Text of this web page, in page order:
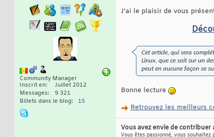
Community Manager
Inscrit en
Juillet 2012
Messages
9 321
Billets dans le blog
15
J'ai le plaisir de vous
Cet article, qui sera
Linux, que ce soit sur un
peut en aucune façon se
Bonne lecture
Retrouvez les meilleurs
Vous avez envie de contribuer
Vous êtes passionné, vous